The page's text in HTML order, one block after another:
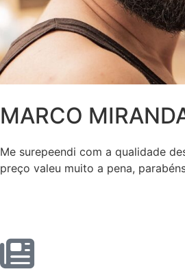
MARCO
Me surepeendi com a qualidade
preço valeu muito a pena,